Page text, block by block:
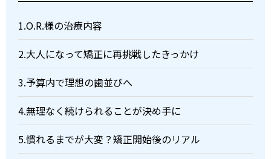
1.O.R.様の治療内容
2.大人になって矯正に再挑戦したきっかけ
3.予算内で理想の歯並びへ
4.無理なく続けられることが決め手に
5.慣れるまでが大変？矯正開始後のリアル